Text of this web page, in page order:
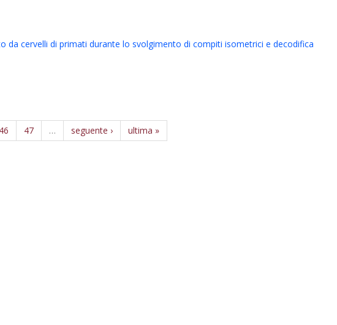
da cervelli di primati durante lo svolgimento di compiti isometrici e decodifica
46 47 … seguente › ultima »